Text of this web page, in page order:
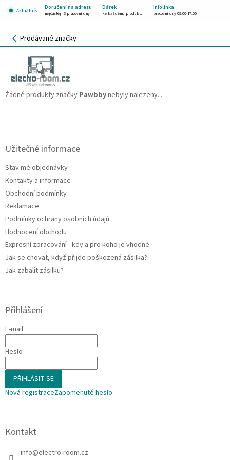
Aktuálně:
Doručení na adresu Dárek Infolinka
nejčastěji 3 pracovní dny ke každému produktu pracovní dny 09:00-17:00
NÁKUPNÍ
KOŠÍK
Prodávané značky
Pawbby
Žádné produkty značky Pawbbynebyly nalezeny...
Z
Užitečné informace
Stav mé objednávky
Kontakty a informace
Obchodní podmínky
Reklamace
Podmínky ochrany osobních údajů
Hodnocení obchodu
Expresní zpracování - kdy a pro koho je vhodné
Jak se chovat, když přijde poškozená zásilka?
Jak zabalit zásilku?
Přihlášení
E-mail
Heslo
PŘIHLÁSIT SE
Nová registraceZapomenuté heslo
Kontakt
info@electro-room.cz